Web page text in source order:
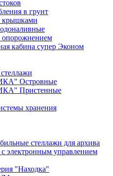
в грунт
крышками
кабина супер Эконом
Островные
Пристенные
хранения
стеллажи для архива
электронным управлением
"Находка"